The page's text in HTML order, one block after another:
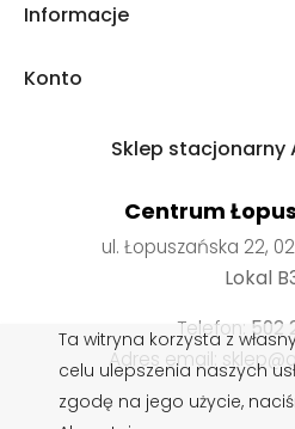
Informacje
Konto
Sklep stacjonarny
Centrum
ul. Łopuszańska 22,
Lokal
Telefon: 502
Adres email:
Ta witryna korzysta z
celu ulepszenia naszych
zgodę na jego użycie,